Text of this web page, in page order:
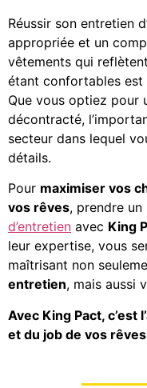
Réussir son entretien
appropriée et un
vêtements qui
étant confortables est
Que vous optiez pour
décontracté,
secteur dans lequel
détails.
Pour maximiser vos
vos rêves, prendre
d’entretien avec King
leur expertise, vous
maîtrisant non
entretien, mais aussi
Avec King Pact, c’est
et du job de vos